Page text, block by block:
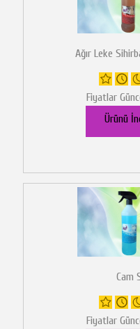
Ağır Leke
Fiyatlar
Ürünü
Cam
Fiyatlar